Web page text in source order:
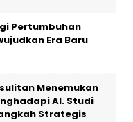
Pertumbuhan
Era Baru
Menemukan
AI. Studi
Strategis